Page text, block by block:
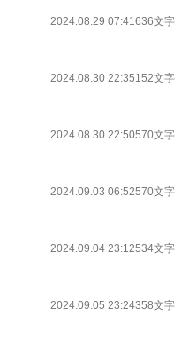
2024.08.29 07:41636文字
2024.08.30 22:35152文字
2024.08.30 22:50570文字
2024.09.03 06:52570文字
2024.09.04 23:12534文字
2024.09.05 23:24358文字